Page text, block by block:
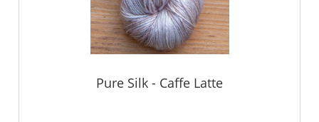
Pure Silk - Caffe Latte